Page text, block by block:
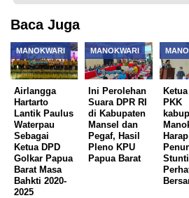
Baca Juga
MANOKWARI
Airlangga
Hartarto
Lantik Paulus
Waterpau
Sebagai
Ketua DPD
Golkar Papua
Barat Masa
Bahkti 2020-
2025
MANOKWARI
Ini Perolehan
Suara DPR RI
di Kabupaten
Mansel dan
Pegaf, Hasil
Pleno KPU
Papua Barat
PKK
Harap